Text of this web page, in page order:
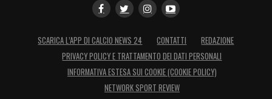
SCARICA L’APP DI CALCIO NEWS 24 CONTATTI
REDAZIONE
PRIVACY POLICY E TRATTAMENTO DEI DATI PERSONALI
INFORMATIVA ESTESA SUI COOKIE (COOKIE POLICY)
NETWORK SPORT REVIEW